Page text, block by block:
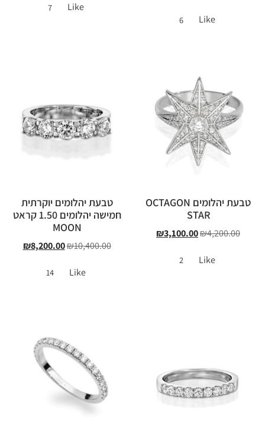
Like
6
Like
7
טבעת יהלומים OCTAGON
STAR
₪4,200.00
₪3,100.00
Like
2
טבעת יהלומים יוקרתית
חמישה יהלומים 1.50 קראט
MOON
₪10,400.00
₪8,200.00
Like
14